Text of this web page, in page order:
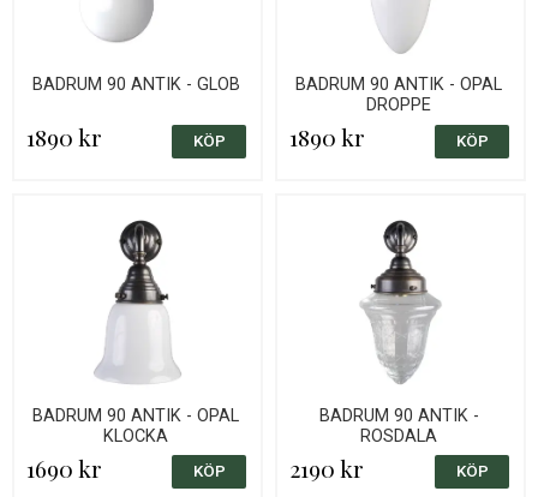
BADRUM 90 ANTIK - GLOB
1890 kr
BADRUM 90 ANTIK - OPAL
DROPPE
1890 kr
BADRUM 90 ANTIK - OPAL
KLOCKA
1690 kr
BADRUM 90 ANTIK -
ROSDALA
2190 kr